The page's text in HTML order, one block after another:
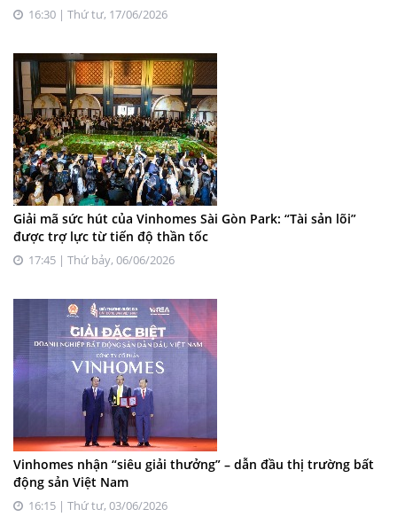
16:30 | Thứ tư, 17/06/2026
Giải mã sức hút của Vinhomes Sài Gòn Park: “Tài sản lõi”
được trợ lực từ tiến độ thần tốc
17:45 | Thứ bảy, 06/06/2026
Vinhomes nhận “siêu giải thưởng” – dẫn đầu thị trường bất
động sản Việt Nam
16:15 | Thứ tư, 03/06/2026